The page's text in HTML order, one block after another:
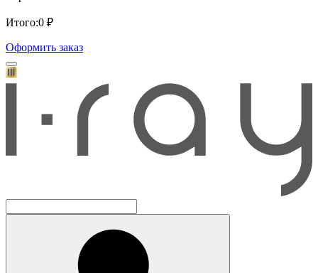
Итого:0 ₽
Оформить заказ